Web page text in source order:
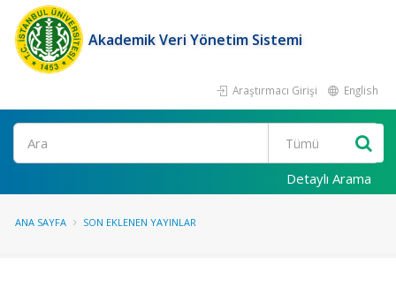
Akademik Veri Yönetim Sistemi
Araştırmacı Girişi English
Ara
Detaylı Arama
ANA SAYFA SON EKLENEN YAYINLAR